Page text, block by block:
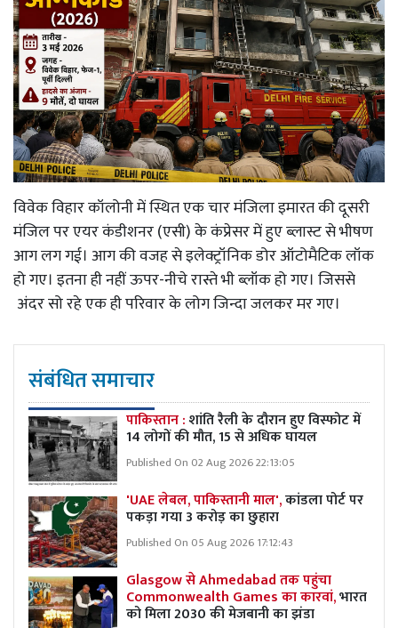
विवेक विहार कॉलोनी में स्थित एक चार मंजिला इमारत की दूसरी
मंजिल पर एयर कंडीशनर (एसी) के कंप्रेसर में हुए ब्लास्ट से भीषण
आग लग गई। आग की वजह से इलेक्ट्रॉनिक डोर ऑटोमैटिक लॉक
हो गए। इतना ही नहीं ऊपर-नीचे रास्ते भी ब्लॉक हो गए। जिससे
अंदर सो रहे एक ही परिवार के लोग जिन्दा जलकर मर गए।
संबंधित समाचार
पाकिस्तान :शांति रैली के दौरान हुए विस्फोट में
14 लोगों की मौत, 15 से अधिक घायल
Published On 02 Aug 2026 22:13:05
'UAE लेबल, पाकिस्तानी माल',कांडला पोर्ट पर
पकड़ा गया 3 करोड़ का छुहारा
Published On 05 Aug 2026 17:12:43
Glasgow से Ahmedabad तक पहुंचा
Commonwealth Games का कारवां,भारत
को मिला 2030 की मेजबानी का झंडा